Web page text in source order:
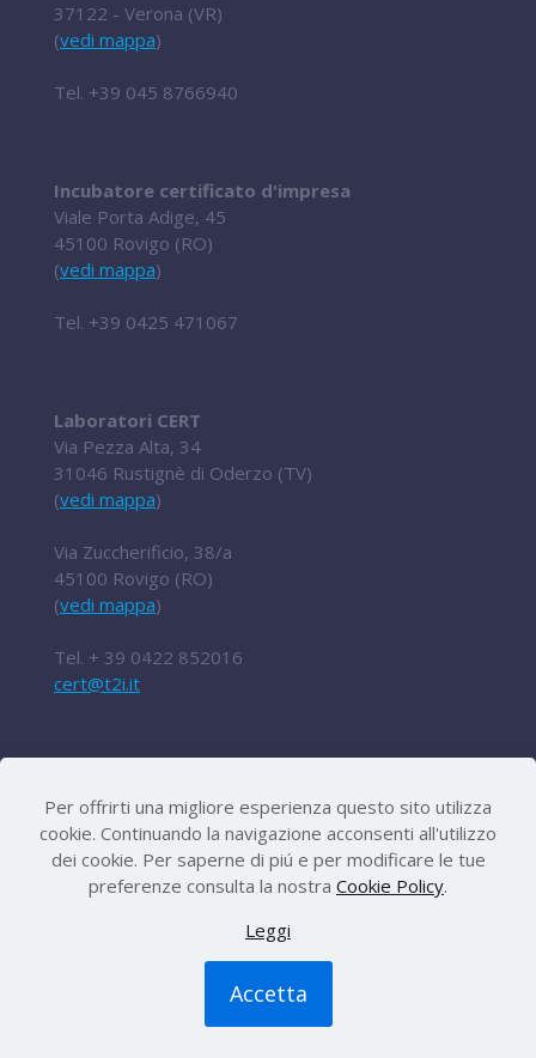
37122 - Verona (VR)
(vedi mappa)
Tel. +39 045 8766940
Incubatore certificato d'impresa
Viale Porta Adige, 45
45100 Rovigo (RO)
(vedi mappa)
Tel. +39 0425 471067
Laboratori CERT
Via Pezza Alta, 34
31046 Rustignè di Oderzo (TV)
(vedi mappa)
Via Zuccherificio, 38/a
45100 Rovigo (RO)
(vedi mappa)
Tel. + 39 0422 852016
cert@t2i.it
Organismo di ricerca Reg.UE 651/2014
Avvisi e bandi
Per offrirti una migliore esperienza questo sito utilizza
cookie. Continuando la navigazione acconsenti all'utilizzo
dei cookie. Per saperne di piú e per modificare le tue
preferenze consulta la nostra Cookie Policy.
Leggi
Accetta